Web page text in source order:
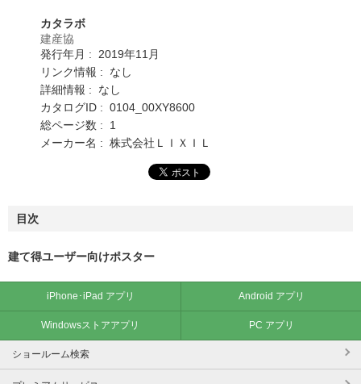
カタラボ
建産協
発行年月 : 2019年11月
リンク情報 : なし
詳細情報 : なし
カタログID : 0104_00XY8600
総ページ数 : 1
メーカー名 : 株式会社ＬＩＸＩＬ
目次
建て得ユーザー向けポスター
iPhone･iPad アプリ Android アプリ
Windowsストアアプリ PC アプリ
ショールーム検索